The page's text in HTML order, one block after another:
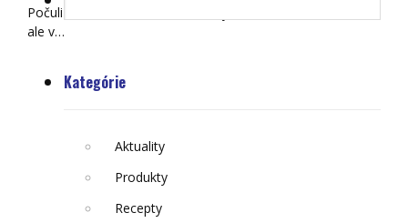
Počuli ste už, že čerstvá múka „dýcha“? Znie to zvláštne,
ale v…
Kategórie
Aktuality
Produkty
Recepty